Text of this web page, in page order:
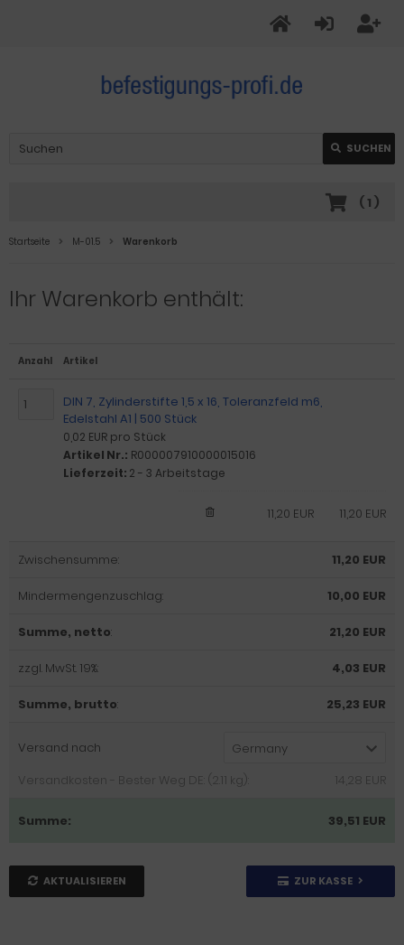
SUCHEN
( 1 )
Startseite M-01.5 Warenkorb
Ihr Warenkorb enthält:
Anzahl Artikel
DIN 7, Zylinderstifte 1,5 x 16, Toleranzfeld m6,
Edelstahl A1 | 500 Stück
0,02 EUR pro Stück
Artikel Nr.: R000007910000015016
Lieferzeit: 2 - 3 Arbeitstage
11,20 EUR
11,20 EUR
Zwischensumme: 11,20 EUR
Mindermengenzuschlag: 10,00 EUR
Summe, netto: 21,20 EUR
zzgl. MwSt. 19%: 4,03 EUR
Summe, brutto: 25,23 EUR
Versand nach
Germany
Versandkosten - Bester Weg DE: (2.11 kg):
14,28 EUR
Summe: 39,51 EUR
AKTUALISIEREN ZUR KASSE